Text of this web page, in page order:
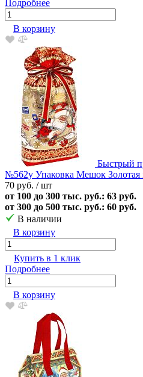
Подробнее
В корзину
Быстрый
№562у Упаковка Мешок Золотая
70 руб. / шт
от 100 до 300 тыс. руб.: 63 руб.
от 300 до 500 тыс. руб.: 60 руб.
В наличии
В корзину
Купить в 1 клик
Подробнее
В корзину